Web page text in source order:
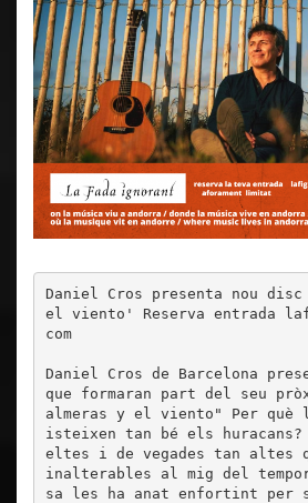
Daniel Cros presenta nou
el viento' Reserva entrada
com
Daniel Cros de Barcelona
que formaran part del seu
almeras y el viento" Per què
isteixen tan bé els huracans?
eltes i de vegades tan altes
inalterables al mig del
sa les ha anat enfortint per